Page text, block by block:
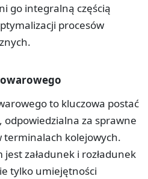
go integralną częścią
procesów
to kluczowa postać
za sprawne
terminalach kolejowych.
jest załadunek i rozładunek
tylko umiejętności